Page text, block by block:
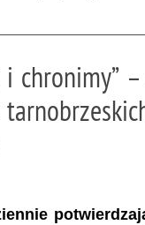
i chronimy”